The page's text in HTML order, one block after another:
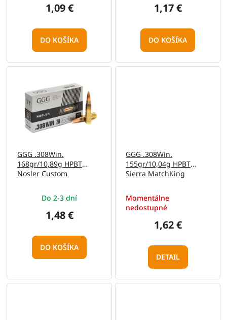
1,09 €
DO KOŠÍKA
1,17 €
DO KOŠÍKA
GGG .308Win.
168gr/10,89g HPBT
Nosler Custom
Do 2-3 dní
1,48 €
DO KOŠÍKA
GGG .308Win.
155gr/10,04g HPBT
Sierra MatchKing
Momentálne
nedostupné
1,62 €
DETAIL